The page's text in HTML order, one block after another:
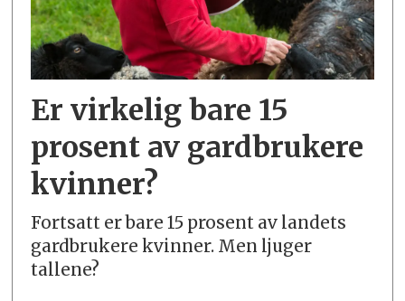
Er virkelig bare 15
prosent av gardbrukere
kvinner?
Fortsatt er bare 15 prosent av landets
gardbrukere kvinner. Men ljuger
tallene?